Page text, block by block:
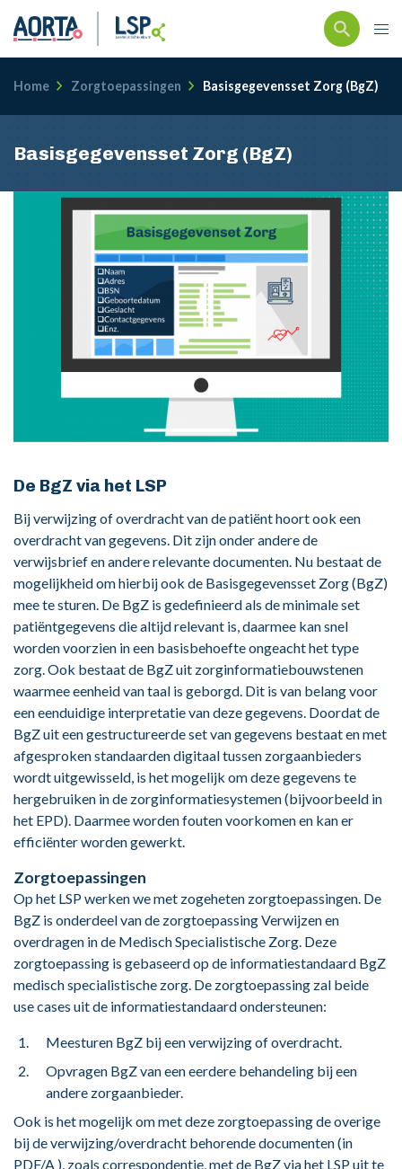
Kruimelpad
Home Zorgtoepassingen Basisgegevensset Zorg (BgZ)
Basisgegevensset Zorg (BgZ)
De BgZ via het LSP
Bij verwijzing of overdracht van de patiënt hoort ook een
overdracht van gegevens. Dit zijn onder andere de
verwijsbrief en andere relevante documenten. Nu bestaat de
mogelijkheid om hierbij ook de Basisgegevensset Zorg (BgZ)
mee te sturen. De BgZ is gedefinieerd als de minimale set
patiëntgegevens die altijd relevant is, daarmee kan snel
worden voorzien in een basisbehoefte ongeacht het type
zorg. Ook bestaat de BgZ uit zorginformatiebouwstenen
waarmee eenheid van taal is geborgd. Dit is van belang voor
een eenduidige interpretatie van deze gegevens. Doordat de
BgZ uit een gestructureerde set van gegevens bestaat en met
afgesproken standaarden digitaal tussen zorgaanbieders
wordt uitgewisseld, is het mogelijk om deze gegevens te
hergebruiken in de zorginformatiesystemen (bijvoorbeeld in
het EPD). Daarmee worden fouten voorkomen en kan er
efficiënter worden gewerkt.
Zorgtoepassingen
Op het LSP werken we met zogeheten zorgtoepassingen. De
BgZ is onderdeel van de zorgtoepassing Verwijzen en
overdragen in de Medisch Specialistische Zorg. Deze
zorgtoepassing is gebaseerd op de informatiestandaard BgZ
medisch specialistische zorg. De zorgtoepassing zal beide
use cases uit de informatiestandaard ondersteunen:
Meesturen BgZ bij een verwijzing of overdracht.
Opvragen BgZ van een eerdere behandeling bij een
andere zorgaanbieder.
Ook is het mogelijk om met deze zorgtoepassing de overige
bij de verwijzing/overdracht behorende documenten (in
PDF/A ), zoals correspondentie, met de BgZ via het LSP uit te